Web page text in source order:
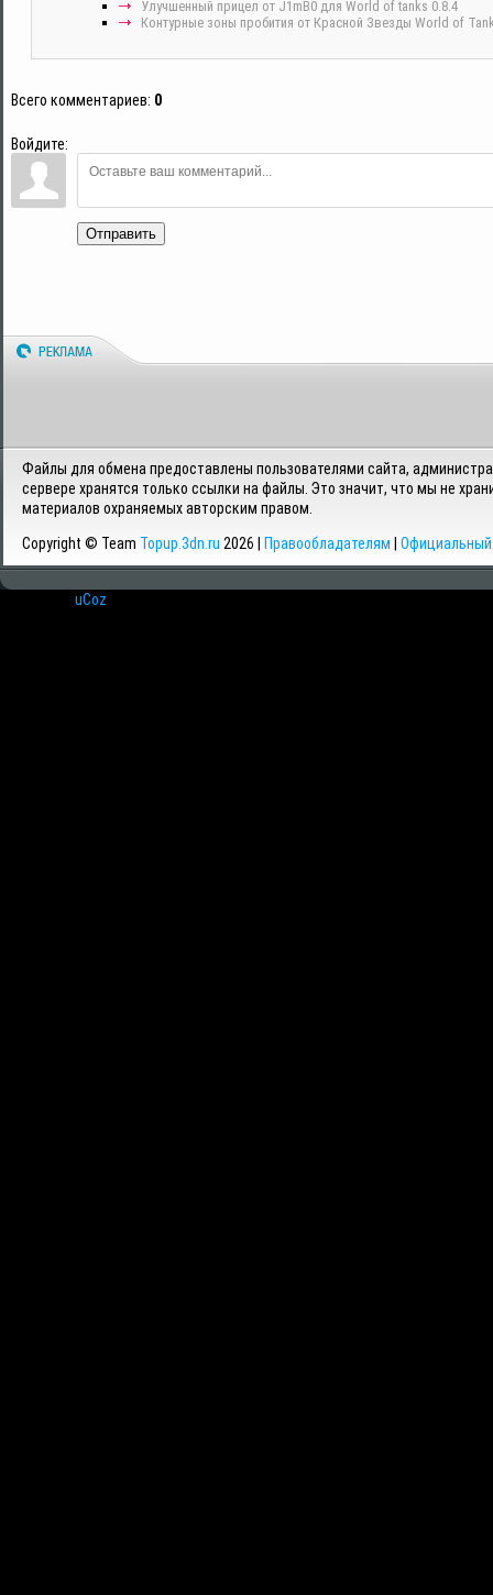
Улучшенный прицел от J1mB0 для World of tanks 0.8.4
Контурные зоны пробития от Красной Звезды World of
Всего комментариев: 0
Войдите:
Отправить
Файлы для обмена предоставлены пользователями сайта,
сервере хранятся только ссылки на файлы. Это значит, что мы не
материалов охраняемых авторским правом.
Copyright © Team Topup.3dn.ru 2026 | Правообладателям Официальный
uCoz